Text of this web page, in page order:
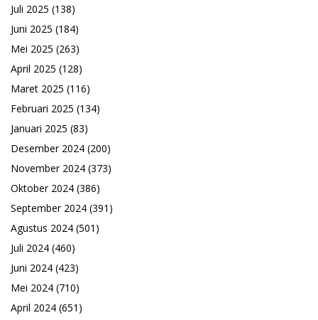
Juli 2025 (138)
Juni 2025 (184)
Mei 2025 (263)
April 2025 (128)
Maret 2025 (116)
Februari 2025 (134)
Januari 2025 (83)
Desember 2024 (200)
November 2024 (373)
Oktober 2024 (386)
September 2024 (391)
Agustus 2024 (501)
Juli 2024 (460)
Juni 2024 (423)
Mei 2024 (710)
April 2024 (651)